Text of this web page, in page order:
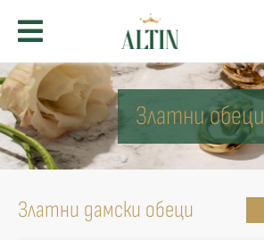
Златни обеци
Златни дамски обеци